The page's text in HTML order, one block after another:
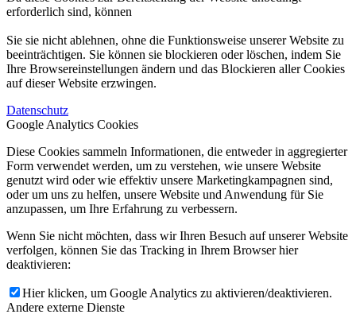
erforderlich sind, können
Sie sie nicht ablehnen, ohne die Funktionsweise unserer Website zu
beeinträchtigen. Sie können sie blockieren oder löschen, indem Sie
Ihre Browsereinstellungen ändern und das Blockieren aller Cookies
auf dieser Website erzwingen.
Datenschutz
Google Analytics Cookies
Diese Cookies sammeln Informationen, die entweder in aggregierter
Form verwendet werden, um zu verstehen, wie unsere Website
genutzt wird oder wie effektiv unsere Marketingkampagnen sind,
oder um uns zu helfen, unsere Website und Anwendung für Sie
anzupassen, um Ihre Erfahrung zu verbessern.
Wenn Sie nicht möchten, dass wir Ihren Besuch auf unserer Website
verfolgen, können Sie das Tracking in Ihrem Browser hier
deaktivieren:
Hier klicken, um Google Analytics zu aktivieren/deaktivieren.
Andere externe Dienste